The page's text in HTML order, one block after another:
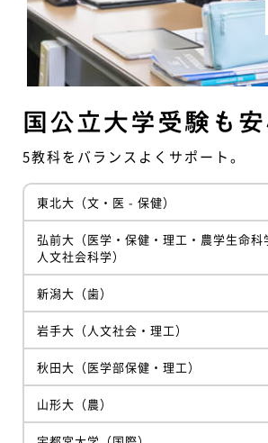
国公立大学受験も安
5教科をバランスよくサポート。
東北大（文・医 - 保健）
弘前大（医学・保健・理工・農学生命科
人文社会科学）
新潟大（歯）
岩手大（人文社会・理工）
秋田大（医学部保健・理工）
山形大（農）